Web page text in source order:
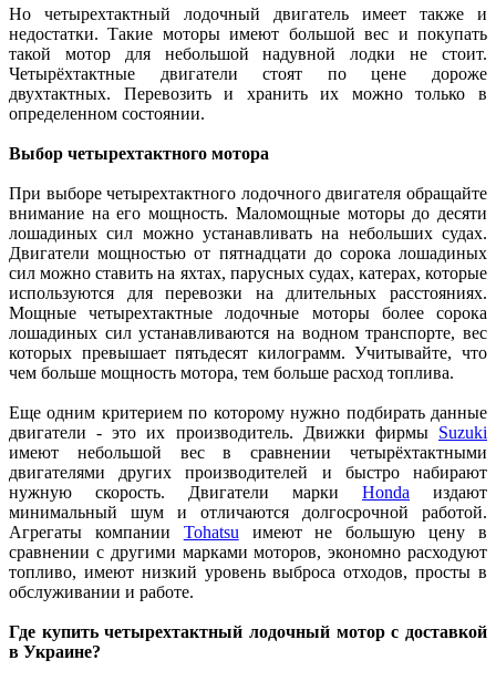
Но четырехтактный лодочный двигатель имеет также и
недостатки. Такие моторы имеют большой вес и покупать
такой мотор для небольшой надувной лодки не стоит.
Четырёхтактные двигатели стоят по цене дороже
двухтактных. Перевозить и хранить их можно только в
определенном состоянии.
Выбор четырехтактного мотора
При выборе четырехтактного лодочного двигателя обращайте
внимание на его мощность. Маломощные моторы до десяти
лошадиных сил можно устанавливать на небольших судах.
Двигатели мощностью от пятнадцати до сорока лошадиных
сил можно ставить на яхтах, парусных судах, катерах, которые
используются для перевозки на длительных расстояниях.
Мощные четырехтактные лодочные моторы более сорока
лошадиных сил устанавливаются на водном транспорте, вес
которых превышает пятьдесят килограмм. Учитывайте, что
чем больше мощность мотора, тем больше расход топлива.
Еще одним критерием по которому нужно подбирать данные
двигатели - это их производитель. Движки фирмы Suzuki
имеют небольшой вес в сравнении четырёхтактными
двигателями других производителей и быстро набирают
нужную скорость. Двигатели марки Honda издают
минимальный шум и отличаются долгосрочной работой.
Агрегаты компании Tohatsu имеют не большую цену в
сравнении с другими марками моторов, экономно расходуют
топливо, имеют низкий уровень выброса отходов, просты в
обслуживании и работе.
Где купить четырехтактный лодочный мотор с доставкой
в Украине?